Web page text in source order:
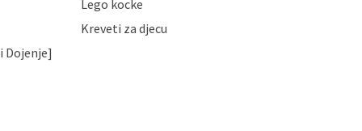
Lego kocke
Kreveti za djecu
Dojenje]